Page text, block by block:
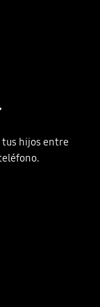
tus hijos entre